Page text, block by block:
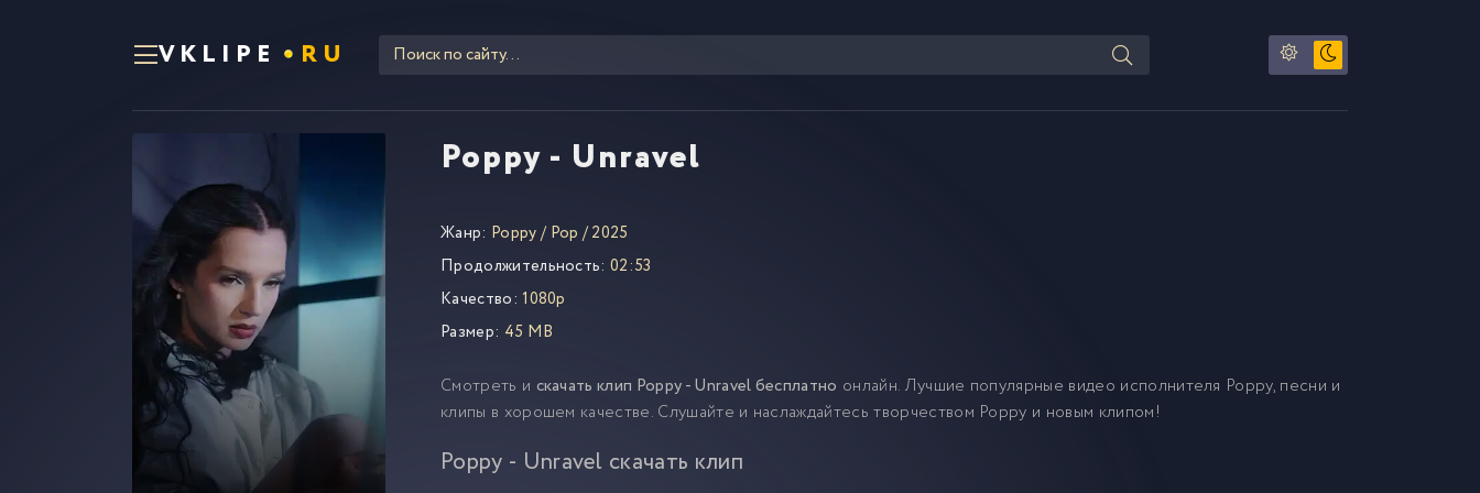
VKLIPE RU
Poppy - Unravel
Жанр: Poppy/ Pop /2025
Продолжительность: 02:53
Качество: 1080p
Размер: 45 MB
Смотреть и скачать клип Poppy - Unravel бесплатно онлайн. Лучшие популярные видео исполнителя Poppy, песни и
клипы в хорошем качестве. Слушайте и наслаждайтесь творчеством Poppy и новым клипом!
Poppy - Unravel скачать клип